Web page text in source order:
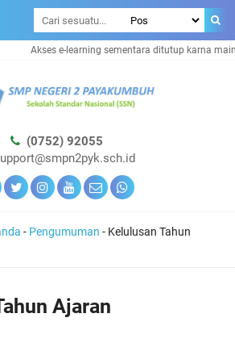
Akses e-learning sementara ditutup karna
(0752) 92055
- Pengumuman - Kelulusan Tahun
Ajaran